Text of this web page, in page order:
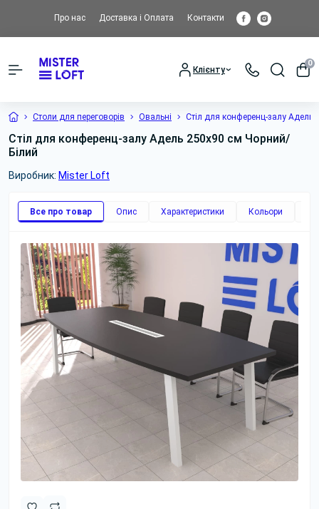
Про нас Доставка і Оплата Контакти
Клієнту
0
Столи для переговорів Овальні Стіл для конференц-залу Адель
Стіл для конференц-залу Адель 250x90 см Чорний/
Білий
Виробник: Mister Loft
Все про товар Опис Характеристики Кольори